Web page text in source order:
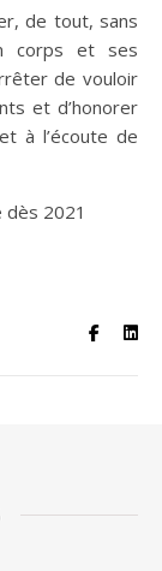
de tout, sans
corps et ses
de vouloir
et d’honorer
à l’écoute de
dès 2021